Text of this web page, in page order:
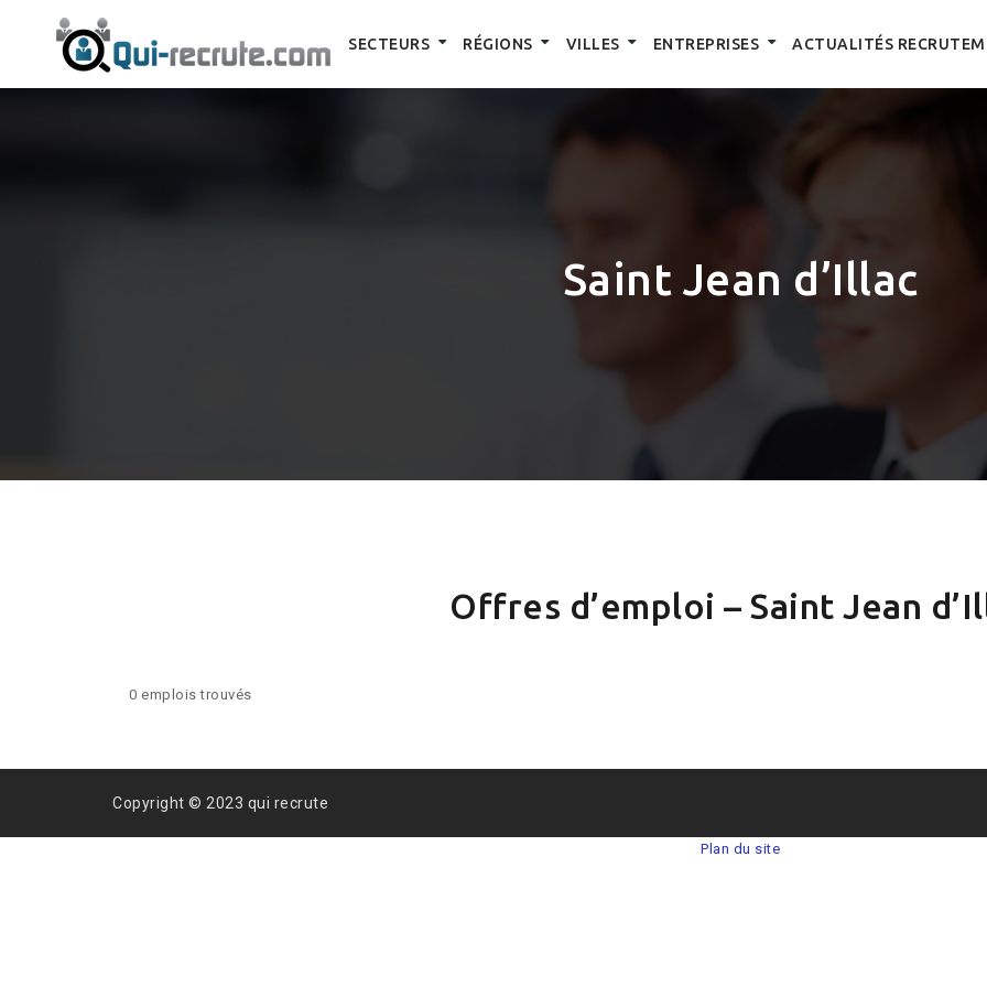
SECTEURS RÉGIONS VILLES ENTREPRISES ACTUALITÉS
Saint Jean d’Illac
Offres d’emploi – Saint Jean
0 emplois trouvés
Copyright © 2023 qui recrute
Plan du site